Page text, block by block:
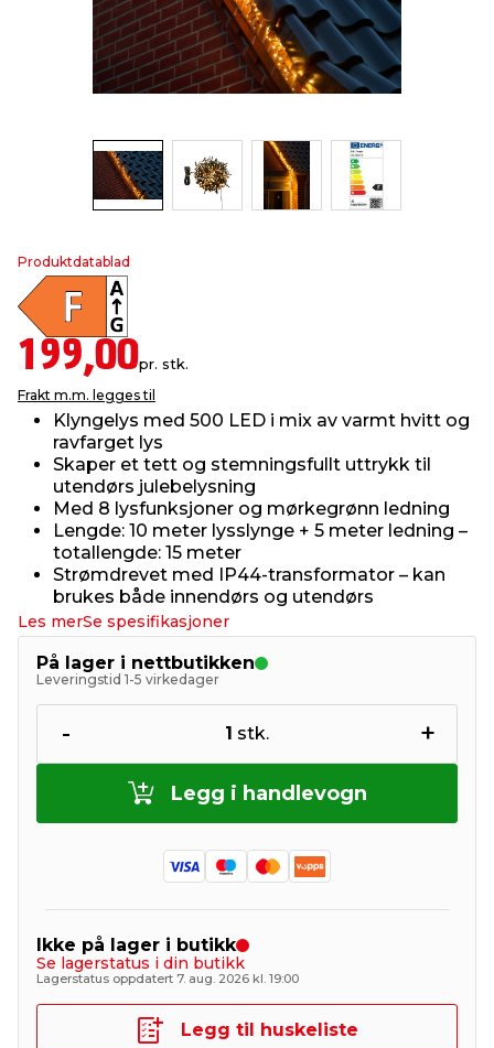
& ugress
og sylting
koblinger
Produktdatablad
199,00pr. stk.
Frakt m.m. legges til
Klyngelys med 500 LED i mix av varmt hvitt og
ravfarget lys
Skaper et tett og stemningsfullt uttrykk til
utendørs julebelysning
Med 8 lysfunksjoner og mørkegrønn ledning
Lengde: 10 meter lysslynge + 5 meter ledning –
totallengde: 15 meter
Strømdrevet med IP44-transformator – kan
brukes både innendørs og utendørs
Les merSe spesifikasjoner
På lager i nettbutikken
Leveringstid 1-5 virkedager
- 1 stk. +
Legg i handlevogn
Ikke på lager i butikk
Se lagerstatus i din butikk
Lagerstatus oppdatert 7. aug. 2026 kl. 19:00
Legg til huskeliste